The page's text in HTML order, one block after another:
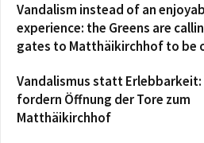
Vandalism instead of an
experience: the Greens are
gates to Matthäikirchhof to be
Vandalismus statt Erlebbarkeit:
fordern Öffnung der Tore zum
Matthäikirchhof